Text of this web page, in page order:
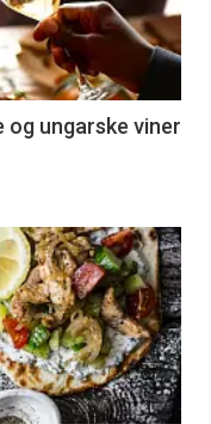
og ungarske viner